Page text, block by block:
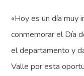
«Hoy es un día muy
conmemorar el Día
el departamento y
Valle por esta